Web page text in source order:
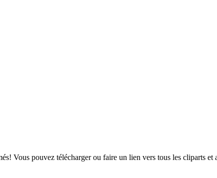
Vous pouvez télécharger ou faire un lien vers tous les cliparts et